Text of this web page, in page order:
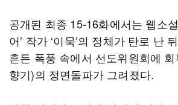
공개된 최종 15-16화에서는 웹소
어’ 작가 ‘이묵’의 정체가 탄로 난
흔든 폭풍 속에서 선도위원회에 회
향기)의 정면돌파가 그려졌다.